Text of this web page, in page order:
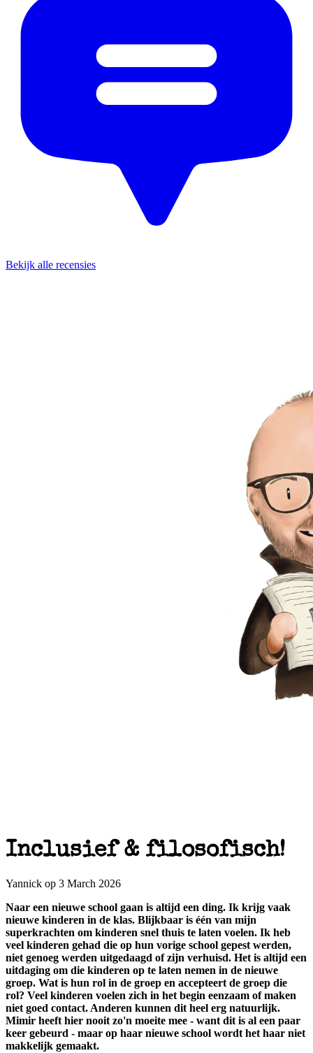
Bekijk alle recensies
Inclusief & filosofisch!
Yannick op 3 March 2026
Naar een nieuwe school gaan is altijd een ding. Ik krijg vaak
nieuwe kinderen in de klas. Blijkbaar is één van mijn
superkrachten om kinderen snel thuis te laten voelen. Ik heb
veel kinderen gehad die op hun vorige school gepest werden,
niet genoeg werden uitgedaagd of zijn verhuisd. Het is altijd een
uitdaging om die kinderen op te laten nemen in de nieuwe
groep. Wat is hun rol in de groep en accepteert de groep die
rol? Veel kinderen voelen zich in het begin eenzaam of maken
niet goed contact. Anderen kunnen dit heel erg natuurlijk.
Mimir heeft hier nooit zo'n moeite mee - want dit is al een paar
keer gebeurd - maar op haar nieuwe school wordt het haar niet
makkelijk gemaakt.